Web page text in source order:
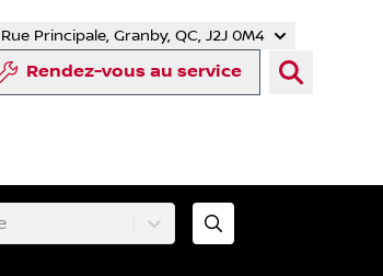
Rendez-vous au service
TiktokLinkedIn
compte Instagram
Principale, Granby, QC, J2J 0M4